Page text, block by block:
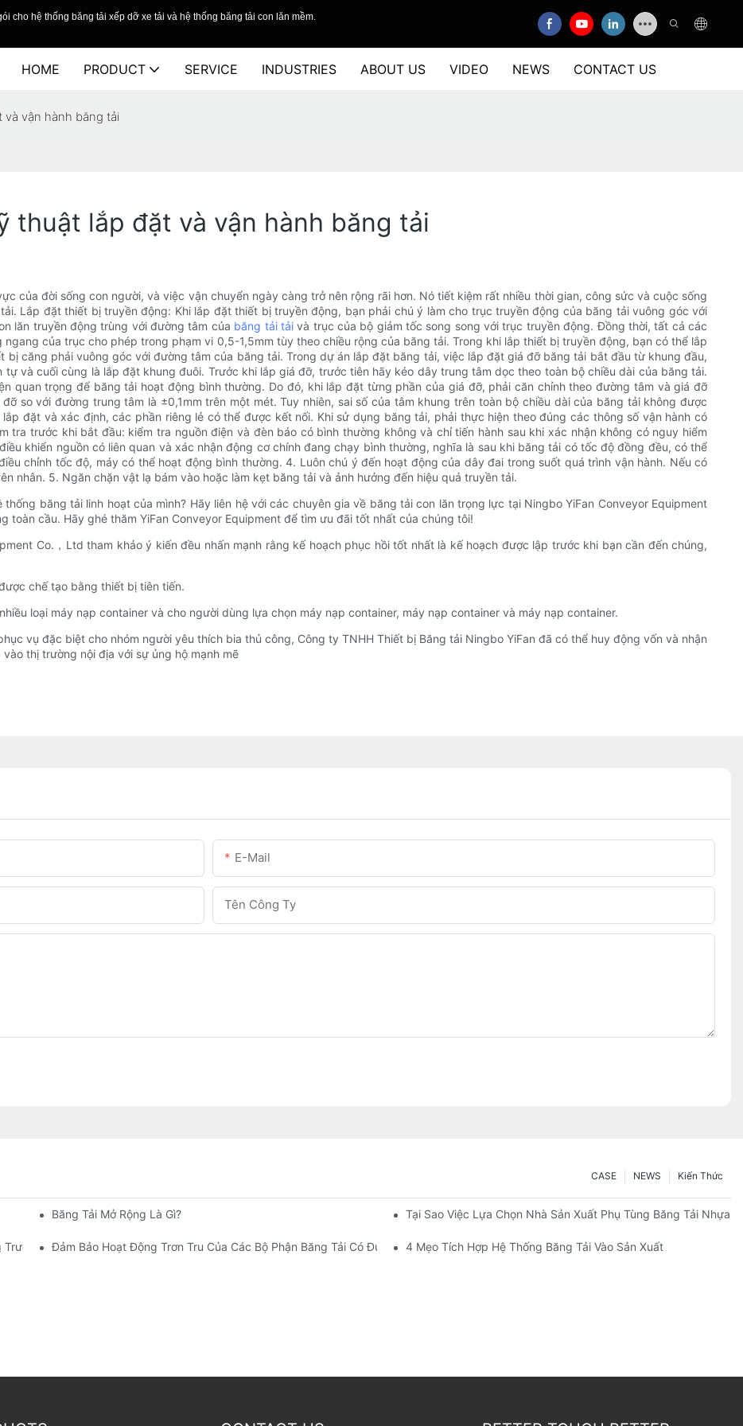
cho hệ thống băng tải xếp dỡ xe tải và hệ thống băng tải con lăn mềm.
HOME PRODUCT SERVICE INDUSTRIES ABOUT US VIDEO NEWS CONTACT US
vận hành băng tải
thuật lắp đặt và vận hành băng tải
của đời sống con người, và việc vận chuyển ngày càng trở nên rộng rãi hơn. Nó tiết kiệm rất nhiều thời gian, công sức và cuộc sống
Lắp đặt thiết bị truyền động: Khi lắp đặt thiết bị truyền động, bạn phải chú ý làm cho trục truyền động của băng tải vuông góc với
lăn truyền động trùng với đường tâm của băng tải tảivà trục của bộ giảm tốc song song với trục truyền động. Đồng thời, tất cả các
của trục cho phép trong phạm vi 0,5-1,5mm tùy theo chiều rộng của băng tải. Trong khi lắp thiết bị truyền động, bạn có thể lắp
bị căng phải vuông góc với đường tâm của băng tải. Trong dự án lắp đặt băng tải, việc lắp đặt giá đỡ băng tải bắt đầu từ khung đầu,
và cuối cùng là lắp đặt khung đuôi. Trước khi lắp giá đỡ, trước tiên hãy kéo dây trung tâm dọc theo toàn bộ chiều dài của băng tải.
quan trọng để băng tải hoạt động bình thường. Do đó, khi lắp đặt từng phần của giá đỡ, phải căn chỉnh theo đường tâm và giá đỡ
so với đường trung tâm là ±0,1mm trên một mét. Tuy nhiên, sai số của tâm khung trên toàn bộ chiều dài của băng tải không được
đặt và xác định, các phần riêng lẻ có thể được kết nối. Khi sử dụng băng tải, phải thực hiện theo đúng các thông số vận hành có
tra trước khi bắt đầu: kiểm tra nguồn điện và đèn báo có bình thường không và chỉ tiến hành sau khi xác nhận không có nguy hiểm
khiển nguồn có liên quan và xác nhận động cơ chính đang chạy bình thường, nghĩa là sau khi băng tải có tốc độ đồng đều, có thể
chỉnh tốc độ, máy có thể hoạt động bình thường. 4. Luôn chú ý đến hoạt động của dây đai trong suốt quá trình vận hành. Nếu có
nhân. 5. Ngăn chặn vật lạ bám vào hoặc làm kẹt băng tải và ảnh hưởng đến hiệu quả truyền tải.
băng tải linh hoạt của mình? Hãy liên hệ với các chuyên gia về băng tải con lăn trọng lực tại Ningbo YiFan Conveyor Equipment
toàn cầu. Hãy ghé thăm YiFan Conveyor Equipment để tìm ưu đãi tốt nhất của chúng tôi!
Co.，Ltd tham khảo ý kiến ​​đều nhấn mạnh rằng kế hoạch phục hồi tốt nhất là kế hoạch được lập trước khi bạn cần đến chúng,
chế tạo bằng thiết bị tiên tiến.
loại máy nạp container và cho người dùng lựa chọn máy nạp container, máy nạp container và máy nạp container.
vụ đặc biệt cho nhóm người yêu thích bia thủ công, Công ty TNHH Thiết bị Băng tải Ningbo YiFan đã có thể huy động vốn và nhận
thị trường nội địa với sự ủng hộ mạnh mẽ
E-Mail
Tên Công Ty
Kiến Thức
NEWS
CASE
Băng Tải Mở Rộng Là Gì? Tại Sao Việc Lựa Chọn Nhà Sản Xuất Phụ Tùng Băng Tải Nhựa
Cho Các Bộ Phận Gia Công Bằng Nhựa Tùy Chỉnh
Đảm Bảo Hoạt Động Trơn Tru Của Các Bộ Phận Băng Tải Có Đường Trượt4 Mẹo Tích Hợp Hệ Thống Băng Tải Vào Sản Xuất